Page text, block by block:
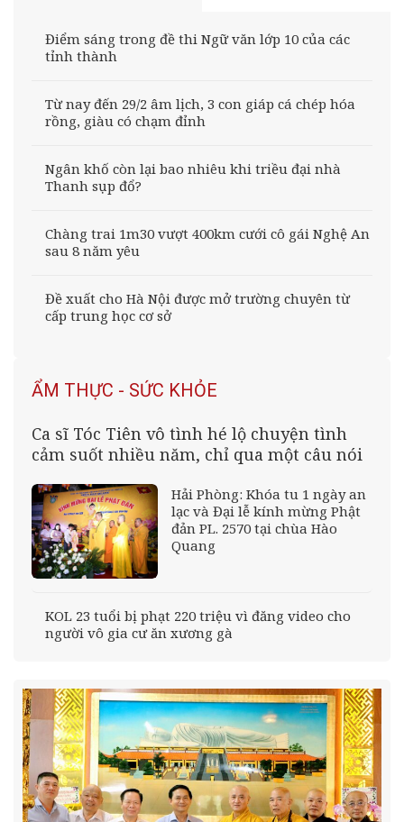
Điểm sáng trong đề thi Ngữ văn lớp 10 của các
tỉnh thành
Từ nay đến 29/2 âm lịch, 3 con giáp cá chép hóa
rồng, giàu có chạm đỉnh
Ngân khố còn lại bao nhiêu khi triều đại nhà
Thanh sụp đổ?
Chàng trai 1m30 vượt 400km cưới cô gái Nghệ An
sau 8 năm yêu
Đề xuất cho Hà Nội được mở trường chuyên từ
cấp trung học cơ sở
ẨM THỰC - SỨC KHỎE
Ca sĩ Tóc Tiên vô tình hé lộ chuyện tình
cảm suốt nhiều năm, chỉ qua một câu nói
Hải Phòng: Khóa tu 1 ngày an
lạc và Đại lễ kính mừng Phật
đản PL. 2570 tại chùa Hào
Quang
KOL 23 tuổi bị phạt 220 triệu vì đăng video cho
người vô gia cư ăn xương gà